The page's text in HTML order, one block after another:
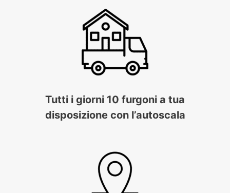
Tutti i giorni 10 furgoni a tua
disposizione con l’autoscala